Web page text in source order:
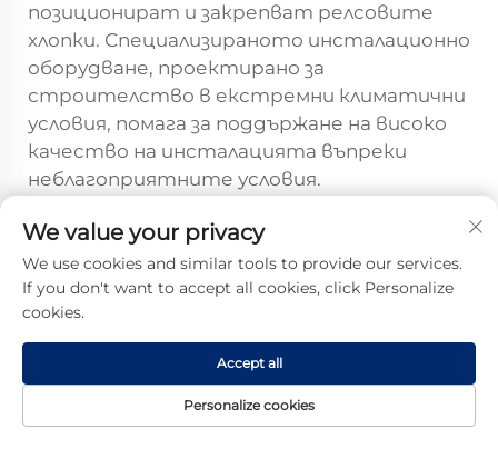
позиционират и закрепват релсовите
хлопки. Специализираното инсталационно
оборудване, проектирано за
строителство в екстремни климатични
условия, помага за поддържане на високо
качество на инсталацията въпреки
неблагоприятните условия.
въртящ момент и температурна
компенсация, прецизни измервателни
системи за проверка на деформацията на
хлопките и протоколи за контрол на
качеството, адаптирани към
атмосферните ограничения, всички те
допринасят за осигуряване на
съответствие на релсовите хлопки с
We value your privacy
We use cookies and similar tools to provide our services.
If you don't want to accept all cookies, click Personalize
cookies.
Personalize cookies
Accept all